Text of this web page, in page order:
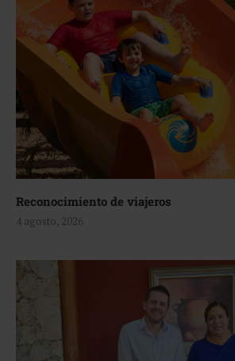
Reconocimiento de viajeros
4 agosto, 2026